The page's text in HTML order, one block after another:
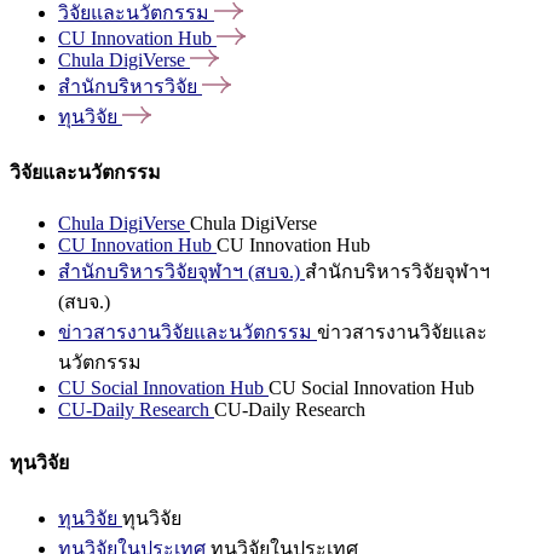
วิจัยและนวัตกรรม
CU Innovation Hub
Chula DigiVerse
สำนักบริหารวิจัย
ทุนวิจัย
วิจัยและนวัตกรรม
Chula DigiVerse Chula DigiVerse
CU Innovation Hub CU Innovation Hub
สำนักบริหารวิจัยจุฬาฯ (สบจ.) สำนักบริหารวิจัยจุฬาฯ
(สบจ.)
ข่าวสารงานวิจัยและนวัตกรรม ข่าวสารงานวิจัยและ
นวัตกรรม
CU Social Innovation Hub CU Social Innovation Hub
CU-Daily Research CU-Daily Research
ทุนวิจัย
ทุนวิจัย ทุนวิจัย
ทุนวิจัยในประเทศ ทุนวิจัยในประเทศ